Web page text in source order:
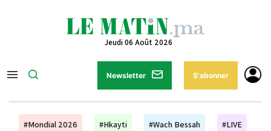
Jeudi 06 Août 2026
Newsletter S'abonner
#Mondial 2026 #Hkayti #Wach Bessah #LIVE